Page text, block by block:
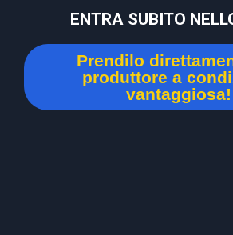
ENTRA SUBITO
Prendilo
produttore a
vantaggiosa!